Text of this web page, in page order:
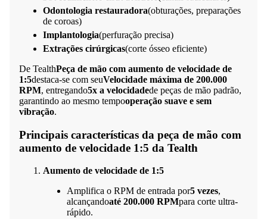
Odontologia restauradora(obturações, preparações
de coroas)
Implantologia(perfuração precisa)
Extrações cirúrgicas(corte ósseo eficiente)
De TealthPeça de mão com aumento de velocidade de
1:5destaca-se com seuVelocidade máxima de 200.000
RPM, entregando5x a velocidadede peças de mão padrão,
garantindo ao mesmo tempooperação suave e sem
vibração.
Principais características da peça de mão com
aumento de velocidade 1:5 da Tealth
Aumento de velocidade de 1:5
Amplifica o RPM de entrada por5 vezes,
alcançandoaté 200.000 RPMpara corte ultra-
rápido.